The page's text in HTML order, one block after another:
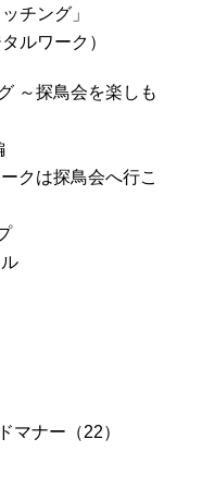
チング」
ルワーク）
～探鳥会を楽しも
クは探鳥会へ行こ
マナー（22）